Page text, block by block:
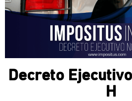
Decreto
H